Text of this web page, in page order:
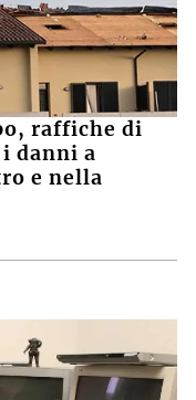
raffiche di
danni a
e nella